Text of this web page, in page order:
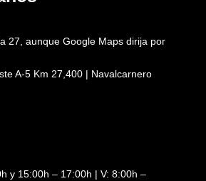
27, aunque Google Maps dirija por
A-5 Km 27,400 | Navalcarnero
y 15:00h – 17:00h | V: 8:00h –